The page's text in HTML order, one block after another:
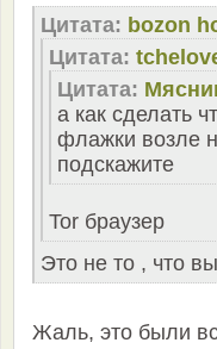
Цитата: bozon
Цитата:
Цитата:
а как сделать
флажки возле
подскажите
Tor браузер
Это не то , что
Жаль, это были